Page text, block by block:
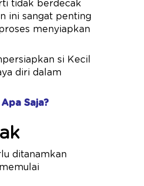
tidak berdecak
ini sangat penting
menyiapkan
si Kecil
diri dalam
Saja?
ditanamkan